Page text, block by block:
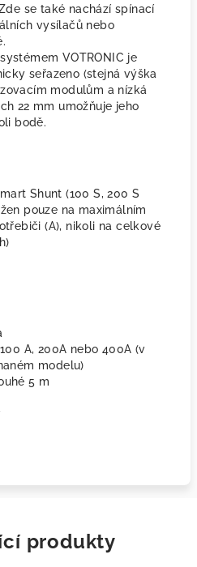
se také nachází spínací
vysílačů nebo
VOTRONIC je
seřazeno (stejná výška
modulům a nízká
22 mm umožňuje jeho
bodě.
Shunt (100 S, 200 S
pouze na maximálním
(A), nikoli na celkové
A, 200A nebo 400A (v
modelu)
5 m
produkty